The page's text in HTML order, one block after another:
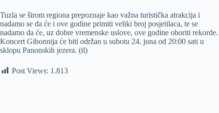
Tuzla se širom regiona prepoznaje kao važna turistička atrakcija i
nadamo se da će i ove godine primiti veliki broj posjetilaca, te se
nadamo da će, uz dobre vremenske uslove, ove godine oboriti rekorde.
Koncert Gibonnija će biti održan u subotu 24. juna od 20:00 sati u
sklopu Panonskih jezera. (tl)
Post Views: 1.813